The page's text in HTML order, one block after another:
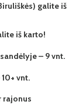
galite iš
iš karto!
– 9 vnt.
vnt.
rajonus